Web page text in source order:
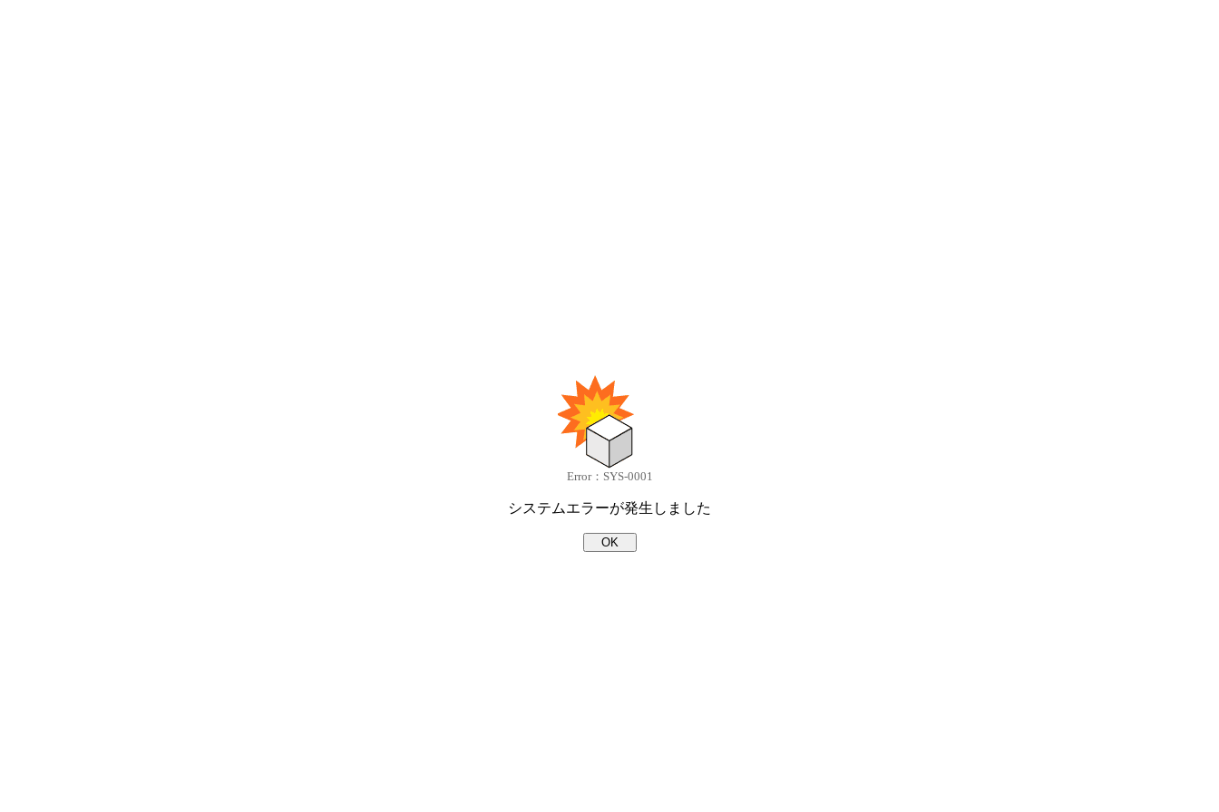
Error：SYS-0001
システムエラーが発生しました